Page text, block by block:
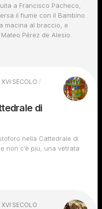
a Francisco Pacheco,
il fiume con il Bambino.
macina al braccio, e
Pérez de Alesio.
XVI SECOLO /
di
nella Cattedrale di
non c’è più, una vetrata
XVI SECOLO